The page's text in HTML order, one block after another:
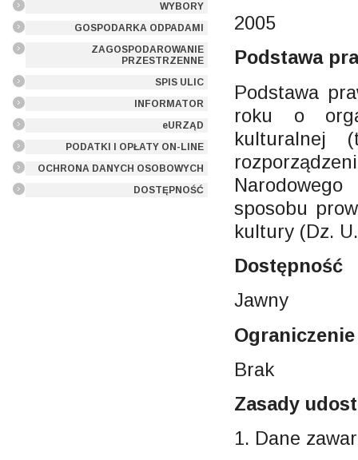
WYBORY
GOSPODARKA ODPADAMI
ZAGOSPODAROWANIE
PRZESTRZENNE
SPIS ULIC
INFORMATOR
eURZĄD
PODATKI I OPŁATY ON-LINE
OCHRONA DANYCH OSOBOWYCH
DOSTĘPNOŚĆ
2005
Podstawa
Podstawa
roku o
sposobu
kultury (Dz.
Dostępność
Jawny
Brak
Zasady
1. Dane